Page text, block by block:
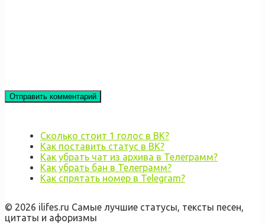
Сколько стоит 1 голос в ВК?
Как поставить статус в ВК?
Как убрать чат из архива в Телеграмм?
Как убрать бан в Телеграмм?
Как спрятать номер в Telegram?
© 2026 ilifes.ru Самые лучшие статусы, тексты песен,
цитаты и афоризмы